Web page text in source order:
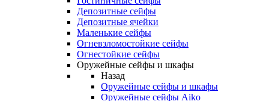
Депозитные сейфы
Депозитные ячейки
Маленькие сейфы
Огневзломостойкие сейфы
Огнестойкие сейфы
Оружейные сейфы и шкафы
Назад
Оружейные сейфы и шкафы
Оружейные сейфы Aiko